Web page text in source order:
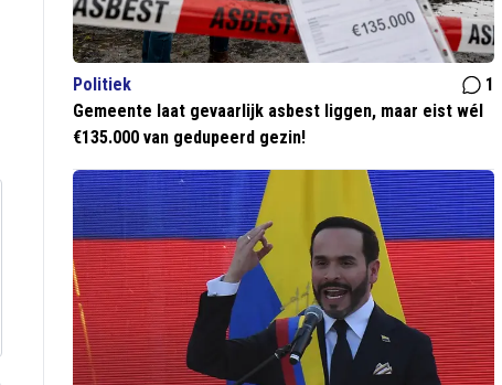
Politiek
1
Gemeente laat gevaarlijk asbest liggen, maar eist wél
€135.000 van gedupeerd gezin!